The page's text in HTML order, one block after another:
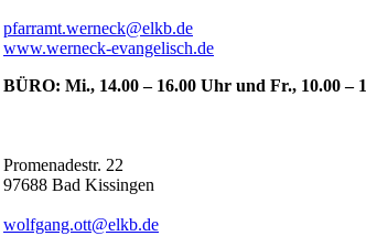
pfarramt.werneck@elkb.de
www.werneck-evangelisch.de
BÜRO: Mi., 14.00 – 16.00 Uhr und Fr., 10.00 –
Promenadestr. 22
97688 Bad Kissingen
wolfgang.ott@elkb.de